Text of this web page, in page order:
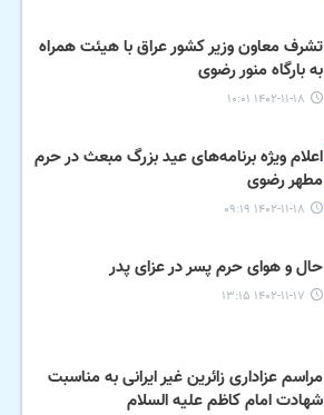
تشرف معاون وزیر کشور عراق با هیئت همراه
به بارگاه منور رضوی
۱۴۰۲-۱۱-۱۸ ۱۰:۰۱
اعلام ویژه برنامه‌های عید بزرگ مبعث در حرم
مطهر رضوی
۱۴۰۲-۱۱-۱۸ ۰۹:۱۹
حال و هوای حرم پسر در عزای پدر
۱۴۰۲-۱۱-۱۷ ۱۳:۱۵
مراسم عزاداری زائرین غیر ایرانی به مناسبت
شهادت امام کاظم علیه السلام